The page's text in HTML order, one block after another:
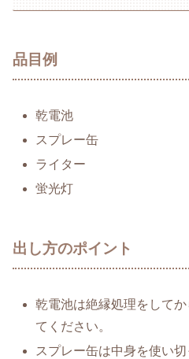
品目例
乾電池
スプレー缶
ライター
蛍光灯
出し方のポイント
乾電池は絶縁処理をして
てください。
スプレー缶は中身を使い